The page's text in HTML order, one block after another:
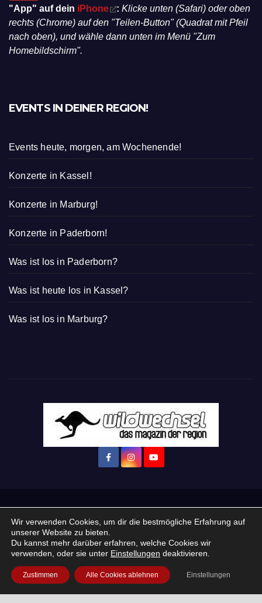
"App" auf dein iPhone : Klicke unten (Safari) oder oben
rechts (Chrome) auf den "Teilen-Button" (Quadrat mit Pfeil
nach oben), und wähle dann unten im Menü "Zum
Homebildschirm".
EVENTS IN DEINER REGION!
Events heute, morgen, am Wochenende!
Konzerte in Kassel!
Konzerte in Marburg!
Konzerte in Paderborn!
Was ist los in Paderborn?
Was ist heute los in Kassel?
Was ist los in Marburg?
+ Neue Veranstaltung eintragen:
Impressum / Datenschutzerklärung Praktikum, Ausbildung & Jobs
Wir verwenden Cookies, um dir die bestmögliche Erfahrung auf
unserer Website zu bieten.
Du kannst mehr darüber erfahren, welche Cookies wir
verwenden, oder sie unter Einstellungen deaktivieren.
Zustimmen Alle Cookies ablehnen Einstellungen